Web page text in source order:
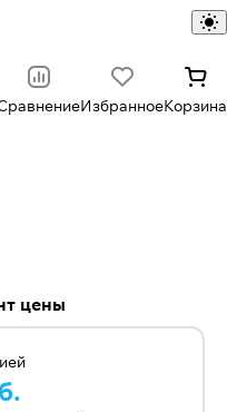
ИзбранноеКорзина
цены